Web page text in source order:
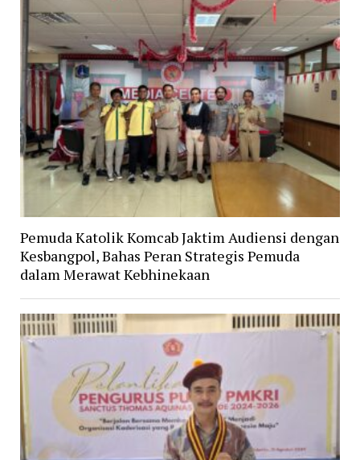
Pemuda Katolik Komcab Jaktim Audiensi dengan
Kesbangpol, Bahas Peran Strategis Pemuda
dalam Merawat Kebhinekaan